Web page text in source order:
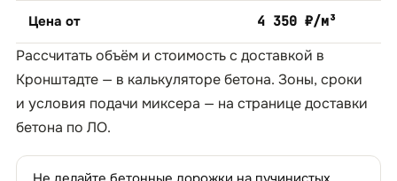
Цена от 4 350 ₽/м³
Рассчитать объём и стоимость с доставкой в
Кронштадте — в калькуляторе бетона. Зоны, сроки
и условия подачи миксера — на страницедоставки
бетона по ЛО.